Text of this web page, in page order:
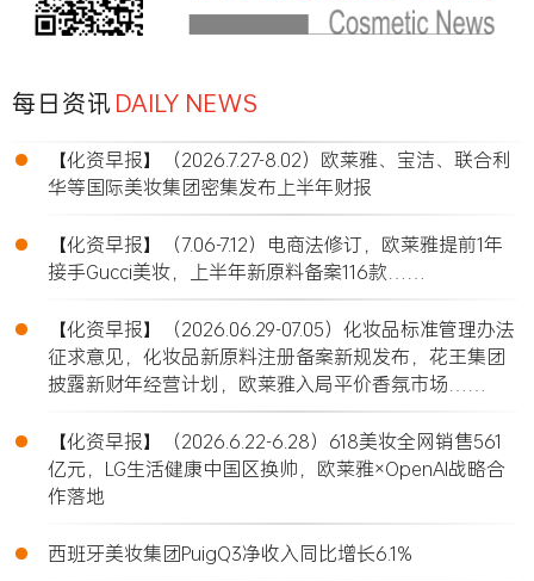
每日资讯DAILY NEWS
•
【化资早报】（2026.7.27-8.02）欧莱雅、宝洁、联合利
华等国际美妆集团密集发布上半年财报
•
【化资早报】（7.06-7.12）电商法修订，欧莱雅提前1年
接手Gucci美妆，上半年新原料备案116款……
•
【化资早报】（2026.06.29-07.05）化妆品标准管理办法
征求意见，化妆品新原料注册备案新规发布，花王集团
披露新财年经营计划，欧莱雅入局平价香氛市场……
•
【化资早报】（2026.6.22-6.28）618美妆全网销售561
亿元，LG生活健康中国区换帅，欧莱雅×OpenAI战略合
作落地
• 西班牙美妆集团PuigQ3净收入同比增长6.1%